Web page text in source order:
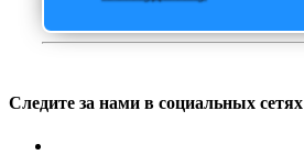
Следите за нами в социальных сетях